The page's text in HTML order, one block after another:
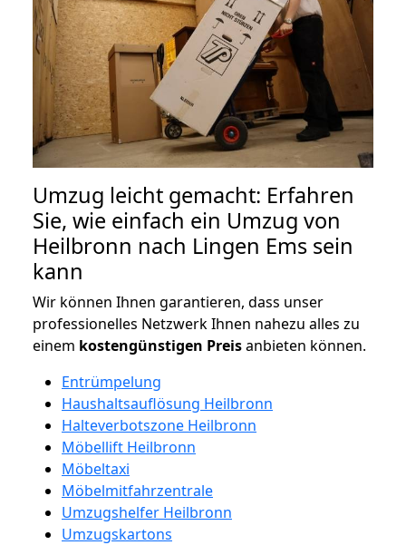
Umzug leicht gemacht: Erfahren
Sie, wie einfach ein Umzug von
Heilbronn nach Lingen Ems sein
kann
Wir können Ihnen garantieren, dass unser
professionelles Netzwerk Ihnen nahezu alles zu
einem kostengünstigen Preisanbieten können.
Entrümpelung
Haushaltsauflösung Heilbronn
Halteverbotszone Heilbronn
Möbellift Heilbronn
Möbeltaxi
Möbelmitfahrzentrale
Umzugshelfer Heilbronn
Umzugskartons